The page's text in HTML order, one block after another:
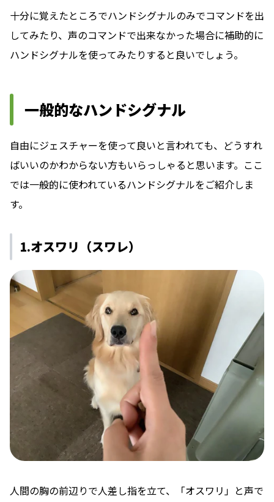
十分に覚えたところでハンドシグナルのみでコマンドを出
してみたり、声のコマンドで出来なかった場合に補助的に
ハンドシグナルを使ってみたりすると良いでしょう。
一般的なハンドシグナル
自由にジェスチャーを使って良いと言われても、どうすれ
ばいいのかわからない方もいらっしゃると思います。ここ
では一般的に使われているハンドシグナルをご紹介しま
す。
1.オスワリ（スワレ）
人間の胸の前辺りで人差し指を立て、「オスワリ」と声で